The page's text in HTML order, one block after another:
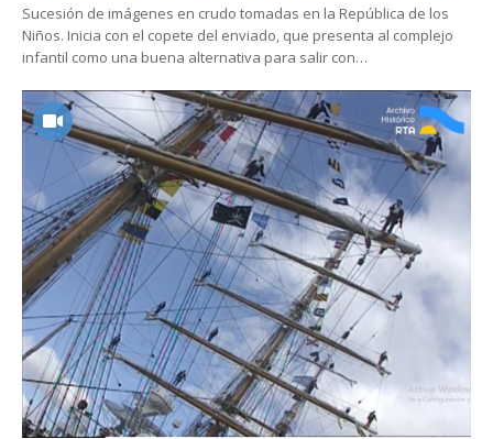
Sucesión de imágenes en crudo tomadas en la República de los
Niños. Inicia con el copete del enviado, que presenta al complejo
infantil como una buena alternativa para salir con…